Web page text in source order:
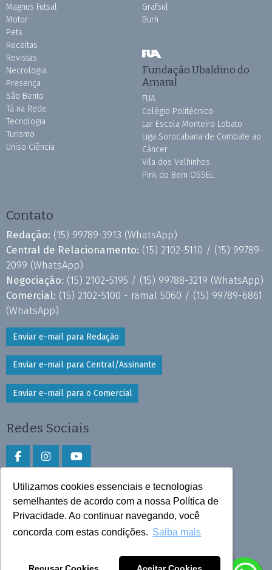
Utilizamos cookies essenciais e tecnologias
semelhantes de acordo com a nossa Política de
Privacidade. Ao continuar navegando, você
concorda com estas condições. Saiba mais
Magnus Futsal
Motor
Pets
Receitas
Revistas
Necrologia
Presença
São Bento
Tá na Rede
Tecnologia
Turismo
Uniso Ciência
Grafsul
Burh
Fundação Ubaldino do
Amaral
FUA
Colégio Politécnico
Lar Escola Monteiro Lobato
Liga Sorocabana de Combate ao
Câncer
Vila dos Velhinhos
Pink do Bem OSSEL
Contato
Redação: (15) 99789-3913 (WhatsApp)
Central de Relacionamento: (15) 2102-5110 / (15) 99789-
2099 (WhatsApp)
Negociação: (15) 2102-5195 / (15) 99788-3219 (WhatsApp)
Comercial: (15) 2102-5100 - ramal 5060 / (15) 99789-6861
(WhatsApp)
Enviar e-mail para Redação
Enviar e-mail para Central/Assinante
Enviar e-mail para o Comercial
Redes Sociais
Faça download do aplicativo
Play Store e App Store
Todos os direitos reservados © 2026 Cruzeiro do Sul